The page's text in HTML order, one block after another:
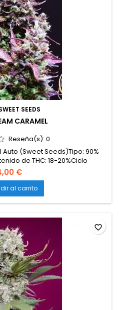
SEEDS
CARAMEL
Reseña(s): 0
(Sweet Seeds)Tipo: 90%
de THC: 18-20%Ciclo
la germinaciónProducción en
en exterior: hasta 150
en interior; hasta 140 cm en
y cremosos (caramelo,
con...
€
al carrito
favorite_border